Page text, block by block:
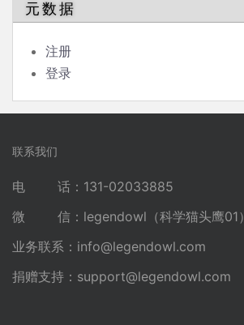
元数据
注册
登录
联系我们
电 话：131-02033885
微 信：legendowl（科学猫头鹰01）
业务联系： info@legendowl.com
捐赠支持： support@legendowl.com